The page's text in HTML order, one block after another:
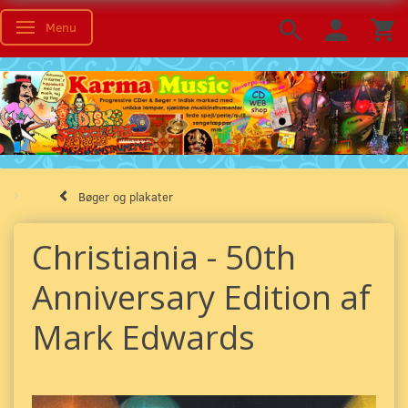
Skifte navigation
Menu
Bøger og plakater
Christiania - 50th
Anniversary Edition af
Mark Edwards